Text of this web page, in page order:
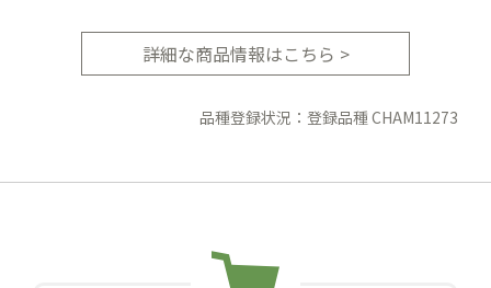
詳細な商品情報はこちら >
品種登録状況：登録品種 CHAM11273